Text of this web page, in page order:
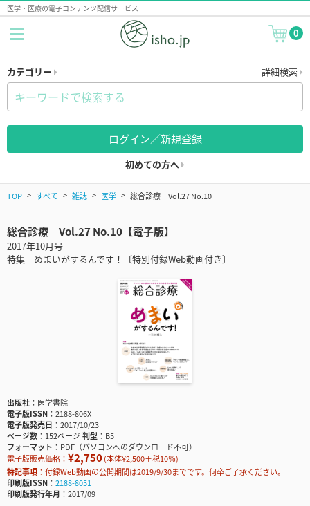
医学・医療の電子コンテンツ配信サービス
0
カテゴリー 詳細検索
ログイン／新規登録
初めての方へ
TOP すべて 雑誌 医学 総合診療 Vol.27 No.10
総合診療 Vol.27 No.10【電子版】
2017年10月号
特集 めまいがするんです！〔特別付録Web動画付き〕
出版社
医学書院
電子版ISSN
2188-806X
電子版発売日
2017/10/23
ページ数
152ページ判型
B5
フォーマット
PDF（パソコンへのダウンロード不可）
電子版販売価格： ¥2,750(本体¥2,500＋税10％)
特記事項
付録Web動画の公開期間は2019/9/30までです。何卒ご了承ください。
印刷版ISSN
2188-8051
印刷版発行年月
2017/09